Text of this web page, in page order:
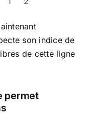
son indice de
de cette ligne
permet